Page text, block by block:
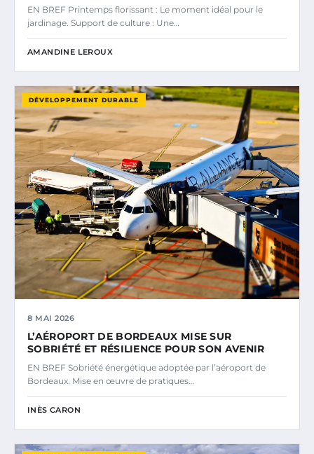
EN BREF Printemps florissant : Le moment idéal pour le
jardinage. Support de culture : Une…
AMANDINE LEROUX
DÉVELOPPEMENT DURABLE
8 MAI 2026
L’AÉROPORT DE BORDEAUX MISE SUR
SOBRIÉTÉ ET RÉSILIENCE POUR SON AVENIR
EN BREF Sobriété énergétique adoptée par l’aéroport de
Bordeaux. Mise en œuvre de pratiques…
INÈS CARON